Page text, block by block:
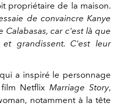
propriétaire de la maison.
de convaincre Kanye
car c'est là que
grandissent. C'est leur
a inspiré le personnage
Netflix Marriage Story,
notamment à la tête